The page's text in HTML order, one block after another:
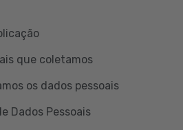
que coletamos
os dados pessoais
Dados Pessoais